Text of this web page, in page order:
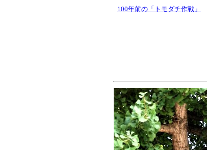
100年前の「トモダチ作戦」